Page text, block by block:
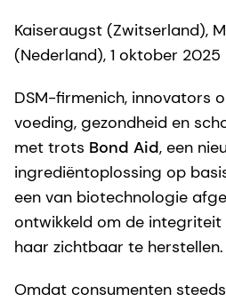
Kaiseraugst (Zwitserland),
(Nederland), 1 oktober 2025
DSM-firmenich, innovators
voeding, gezondheid en
met trots Bond Aid, een
ingrediëntoplossing op
een van biotechnologie
ontwikkeld om de
haar zichtbaar te herstellen.
Omdat consumenten